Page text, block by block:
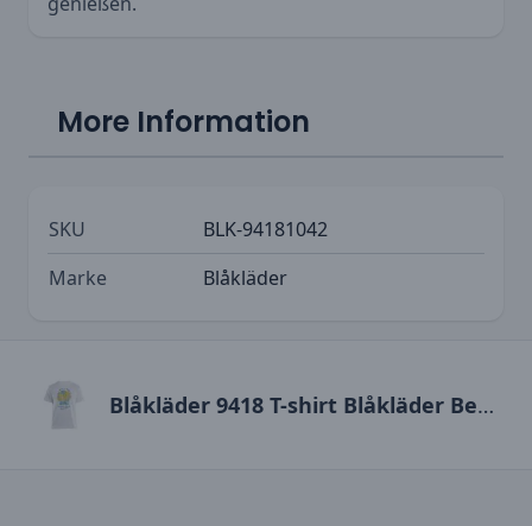
More Information
SKU
BLK-94181042
Marke
Blåkläder
Blåkläder 9418 T-shirt Blåkläder Beach Club